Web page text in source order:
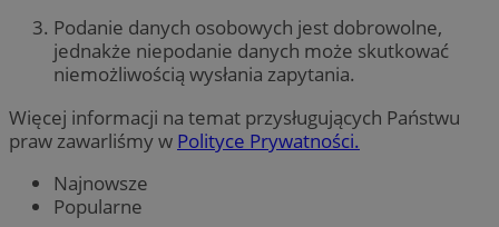
Podanie danych osobowych jest dobrowolne,
jednakże niepodanie danych może skutkować
niemożliwością wysłania zapytania.
Więcej informacji na temat przysługujących Państwu
praw zawarliśmy w Polityce Prywatności.
Najnowsze
Popularne